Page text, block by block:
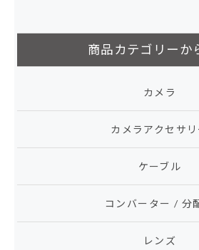
商品カテゴリーか
カメラ
カメラアクセサリ
ケーブル
コンバーター / 分
レンズ